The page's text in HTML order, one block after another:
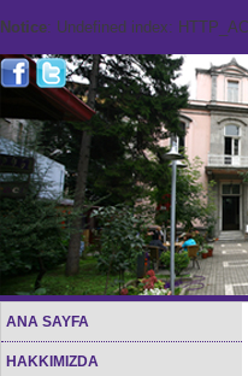
Notice: Undefined index:
ANA SAYFA
HAKKIMIZDA